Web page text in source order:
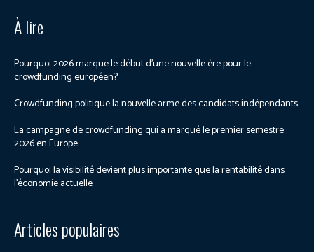
À lire
Pourquoi 2026 marque le début d’une nouvelle ère pour le
crowdfunding européen?
Crowdfunding politique la nouvelle arme des candidats indépendants
La campagne de crowdfunding qui a marqué le premier semestre
2026 en Europe
Pourquoi la visibilité devient plus importante que la rentabilité dans
l’économie actuelle
Articles populaires